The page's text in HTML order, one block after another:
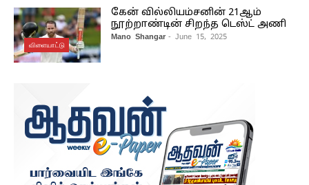
விளையாட்டு
கேன் வில்லியம்சனின் 21ஆம்
நூற்றாண்டின் சிறந்த டெஸ்ட் அணி
Mano Shangar - June 15, 2025